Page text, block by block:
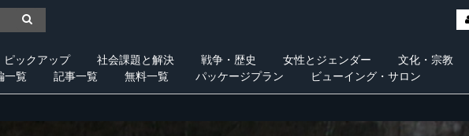
ピックアップ 社会課題と解決 戦争・歴史 女性とジェンダー 文化・宗教
一覧 記事一覧 無料一覧 パッケージプラン ビューイング・サロン